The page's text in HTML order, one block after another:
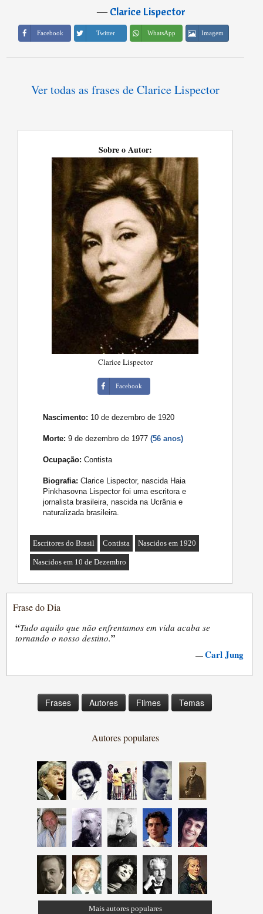
―Clarice Lispector
Facebook Twitter WhatsApp Imagem
Ver todas as frases de Clarice Lispector
Sobre o Autor:
Clarice Lispector
Facebook
Nascimento: 10 de dezembro de 1920
Morte: 9 de dezembro de 1977(56 anos)
Ocupação: Contista
Biografia: Clarice Lispector, nascida Haia
Pinkhasovna Lispector foi uma escritora e
jornalista brasileira, nascida na Ucrânia e
naturalizada brasileira.
Escritores do Brasil Contista Nascidos em 1920
Nascidos em 10 de Dezembro
Frase do Dia
“Tudo aquilo que não enfrentamos em vida acaba se
tornando o nosso destino.”
—Carl Jung
Frases Autores Filmes Temas
Autores populares
Mais autores populares